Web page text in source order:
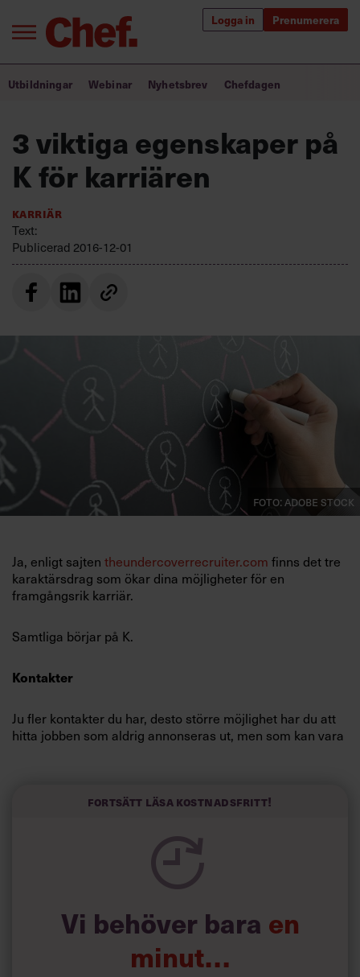
Logga in Prenumerera
Annonsera
Kontakta oss
personuppgiftsbehandling
Sök
Bra ledare förändrar världen
Utbildning för ledare
Chefakademin+
Utbildningar Webinar Nyhetsbrev Chefdagen
3 viktiga egenskaper på
K för karriären
Karriär
Text:
Publicerad 2016-12-01
Foto: Adobe Stock
Ja, enligt sajten theundercoverrecruiter.com finns det tre
karaktärsdrag som ökar dina möjligheter för en
framgångsrik karriär.
Samtliga börjar på K.
Kontakter
Ju fler kontakter du har, desto större möjlighet har du att
hitta jobben som aldrig annonseras ut, men som kan vara
3 tips – så når du målen lättare
Fortsätt läsa kostnadsfritt!
Vi behöver bara en
minut…